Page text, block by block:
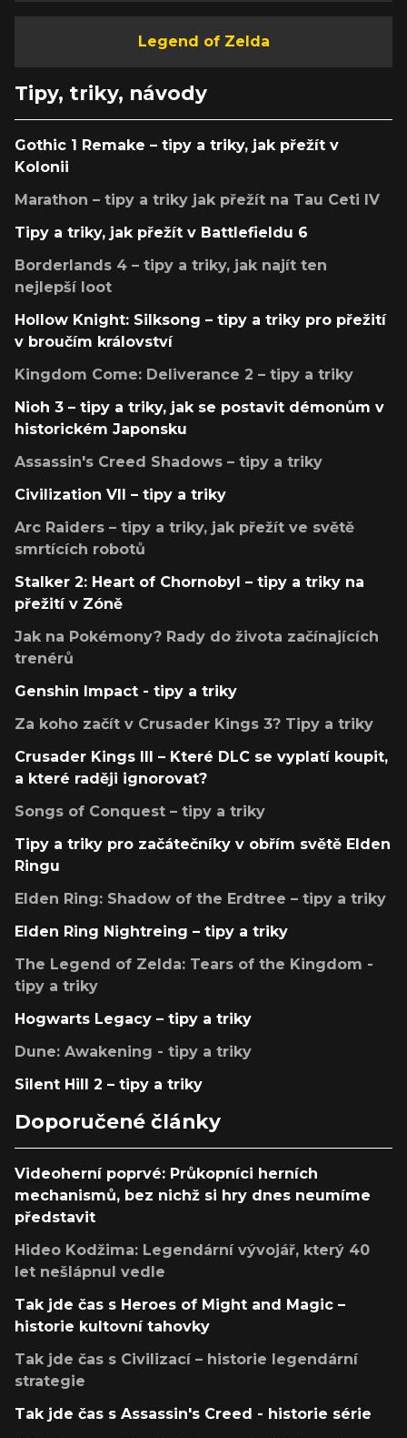
Legend of Zelda
Tipy, triky, návody
Gothic 1 Remake – tipy a triky, jak přežít v
Kolonii
Marathon – tipy a triky jak přežít na Tau Ceti IV
Tipy a triky, jak přežít v Battlefieldu 6
Borderlands 4 – tipy a triky, jak najít ten
nejlepší loot
Hollow Knight: Silksong – tipy a triky pro přežití
v broučím království
Kingdom Come: Deliverance 2 – tipy a triky
Nioh 3 – tipy a triky, jak se postavit démonům v
historickém Japonsku
Assassin's Creed Shadows – tipy a triky
Civilization VII – tipy a triky
Arc Raiders – tipy a triky, jak přežít ve světě
smrtících robotů
Stalker 2: Heart of Chornobyl – tipy a triky na
přežití v Zóně
Jak na Pokémony? Rady do života začínajících
trenérů
Genshin Impact - tipy a triky
Za koho začít v Crusader Kings 3? Tipy a triky
Crusader Kings III – Které DLC se vyplatí koupit,
a které raději ignorovat?
Songs of Conquest – tipy a triky
Tipy a triky pro začátečníky v obřím světě Elden
Ringu
Elden Ring: Shadow of the Erdtree – tipy a triky
Elden Ring Nightreing – tipy a triky
The Legend of Zelda: Tears of the Kingdom -
tipy a triky
Hogwarts Legacy – tipy a triky
Dune: Awakening - tipy a triky
Silent Hill 2 – tipy a triky
Doporučené články
Videoherní poprvé: Průkopníci herních
mechanismů, bez nichž si hry dnes neumíme
představit
Hideo Kodžima: Legendární vývojář, který 40
let nešlápnul vedle
Tak jde čas s Heroes of Might and Magic –
historie kultovní tahovky
Tak jde čas s Civilizací – historie legendární
strategie
Tak jde čas s Assassin's Creed - historie série